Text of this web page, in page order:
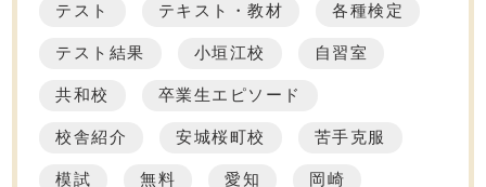
テスト テキスト・教材 各種検定
テスト結果 小垣江校 自習室
共和校 卒業生エピソード
校舎紹介 安城桜町校 苦手克服
模試 無料 愛知 岡崎